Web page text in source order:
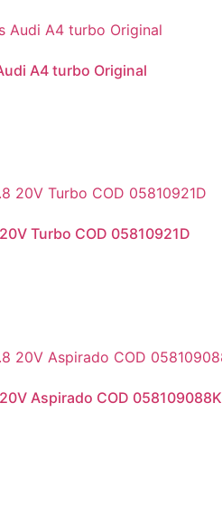
A4 turbo Original
Turbo COD 05810921D
Aspirado COD 058109088K